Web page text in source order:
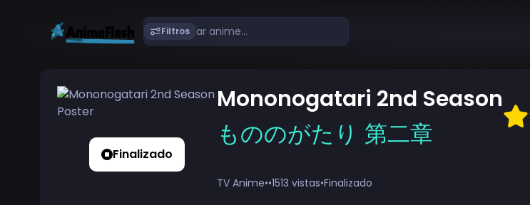
Filtros
Mononogatari 2nd Season
もののがたり 第二章
TV Anime••1513 vistas•Finalizado
Finalizado